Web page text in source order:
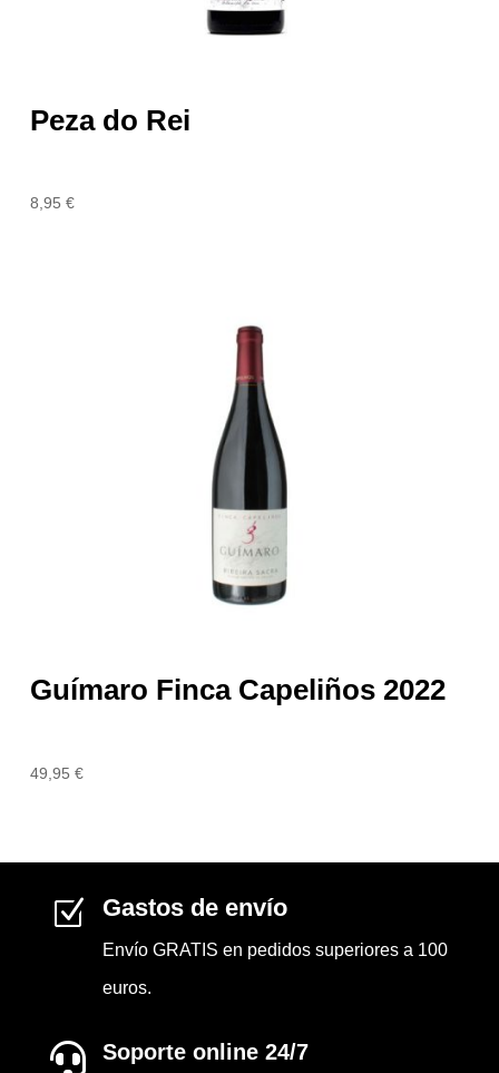
Peza do Rei
8,95€
Guímaro Finca Capeliños 2022
49,95€
Z Gastos de envío
Envío GRATIS en pedidos superiores a 100
euros.
 Soporte online 24/7